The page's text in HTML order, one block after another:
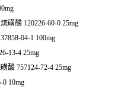
磺酸 120226-60-0 25mg
04-1 100mg
13-4 25mg
酸 757124-72-4 25mg
0 10mg